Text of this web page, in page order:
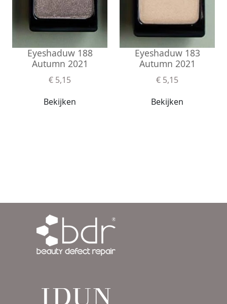
Eyeshaduw 188
Autumn 2021
€ 5,15
Bekijken
Eyeshaduw 183
Autumn 2021
€ 5,15
Bekijken